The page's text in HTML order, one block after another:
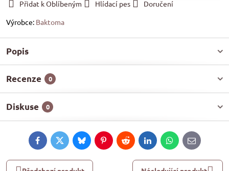
Přidat k Oblíbeným Hlídací pes
Doručení
Výrobce: Baktoma
Popis
Recenze 0
Diskuse 0
FacebookTwitterBlueskyPinterestRedditLinkedInWhatsApp
E-
mail